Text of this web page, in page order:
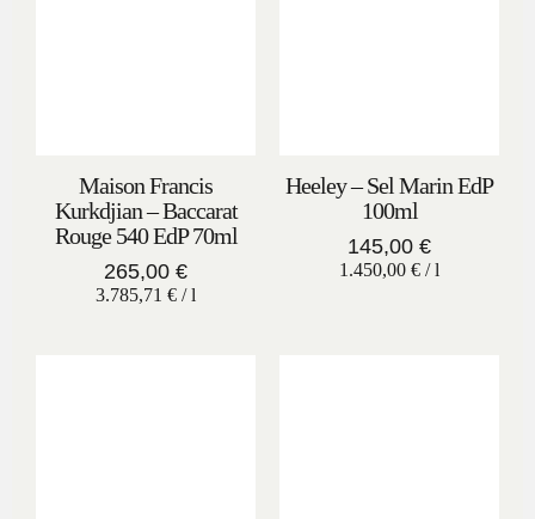
Maison Francis
Kurkdjian – Baccarat
Rouge 540 EdP 70ml
265,00 €
3.785,71 € /l
Heeley – Sel Marin EdP
100ml
145,00 €
1.450,00 € /l